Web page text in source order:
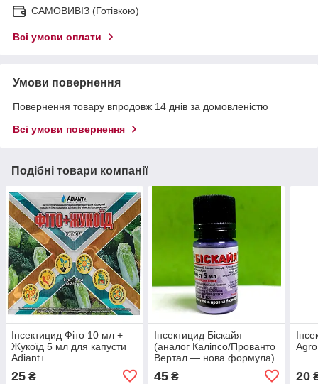
САМОВИВІЗ (Готівкою)
Всі умови оплати
Умови повернення
Повернення товару впродовж 14 днів за домовленістю
Всі умови повернення
Подібні товари компанії
Інсектицид Фіто 10 мл +
Жукоїд 5 мл для капусти
Adiant+
25 ₴
Інсектицид Біскайя
(аналог Каліпсо/Прованто
Вертал — нова формула)
45₴ 20